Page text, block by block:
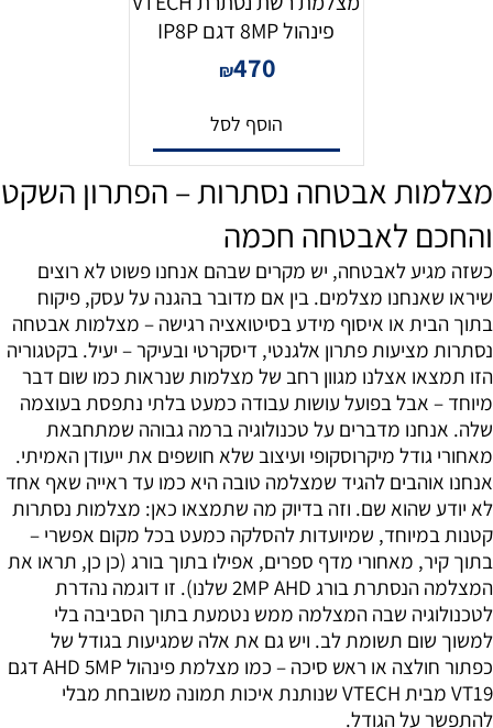
פינהול 8MP דגם IP8P
₪470
הוסף לסל
מצלמות אבטחה נסתרות – הפתרון השקט
והחכם לאבטחה חכמה
כשזה מגיע לאבטחה, יש מקרים שבהם אנחנו פשוט לא רוצים
שיראו שאנחנו מצלמים. בין אם מדובר בהגנה על עסק, פיקוח
בתוך הבית או איסוף מידע בסיטואציה רגישה – מצלמות אבטחה
נסתרות מציעות פתרון אלגנטי, דיסקרטי ובעיקר – יעיל. בקטגוריה
הזו תמצאו אצלנו מגוון רחב של מצלמות שנראות כמו שום דבר
מיוחד – אבל בפועל עושות עבודה כמעט בלתי נתפסת בעוצמה
שלה. אנחנו מדברים על טכנולוגיה ברמה גבוהה שמתחבאת
מאחורי גודל מיקרוסקופי ועיצוב שלא חושפים את ייעודן האמיתי.
אנחנו אוהבים להגיד שמצלמה טובה היא כמו עד ראייה שאף אחד
לא יודע שהוא שם. וזה בדיוק מה שתמצאו כאן: מצלמות נסתרות
קטנות במיוחד, שמיועדות להסלקה כמעט בכל מקום אפשרי –
בתוך קיר, מאחורי מדף ספרים, אפילו בתוך בורג (כן כן, תראו את
המצלמה הנסתרת בורג 2MP AHD שלנו). זו דוגמה נהדרת
לטכנולוגיה שבה המצלמה ממש נטמעת בתוך הסביבה בלי
למשוך שום תשומת לב. ויש גם את אלה שמגיעות בגודל של
כפתור חולצה או ראש סיכה – כמו מצלמת פינהול AHD 5MP דגם
VT19 מבית VTECH שנותנת איכות תמונה משובחת מבלי
להתפשר על הגודל.